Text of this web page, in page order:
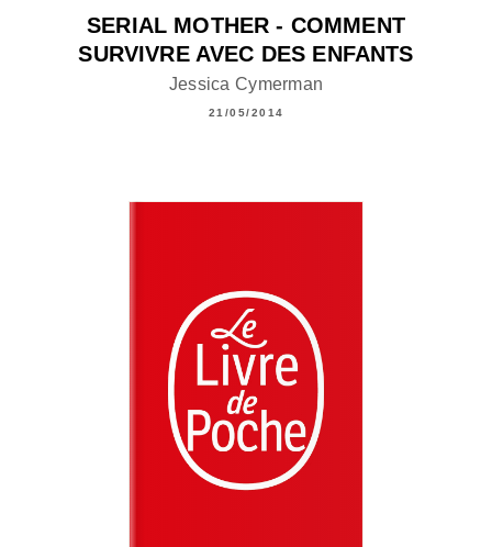
SERIAL MOTHER - COMMENT
SURVIVRE AVEC DES ENFANTS
Jessica Cymerman
21/05/2014